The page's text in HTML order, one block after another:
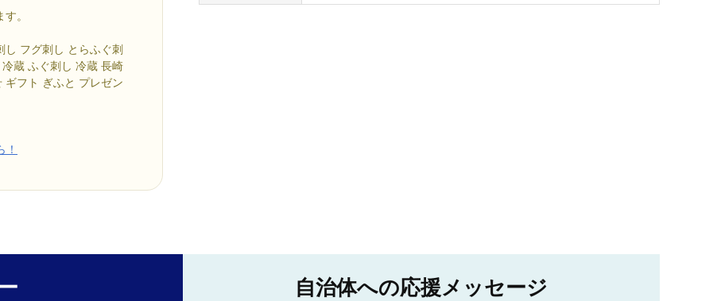
。
フグ刺し とらふぐ刺
蔵 ふぐ刺し 冷蔵 長崎
ギフト ぎふと プレゼン
！
自治体への応援メッセージ